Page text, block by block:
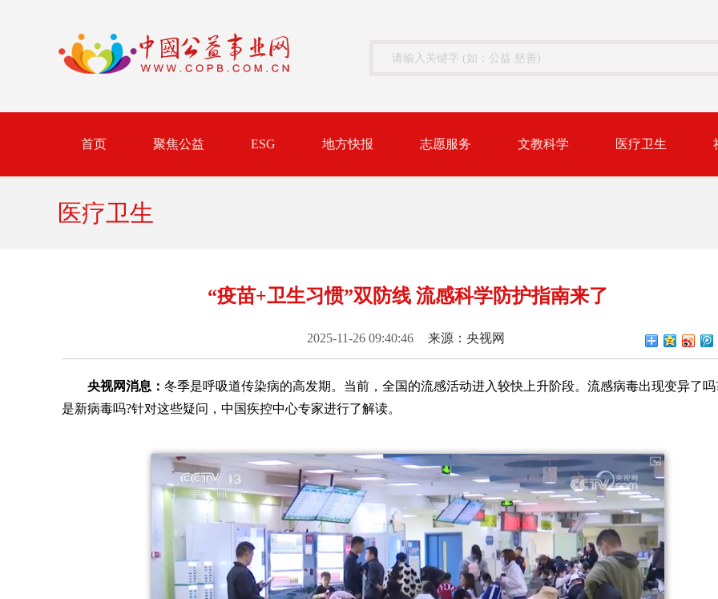
首页 聚焦公益 ESG 地方快报 志愿服务 文教科学 医疗卫生
医疗卫生
“疫苗+卫生习惯”双防线 流感科学防护指南来了
2025-11-26 09:40:46 来源：央视网
央视网消息： 冬季是呼吸道传染病的高发期。当前，全国的流感活动进入较快上升阶段。流感病毒出现变异了吗
是新病毒吗?针对这些疑问，中国疾控中心专家进行了解读。